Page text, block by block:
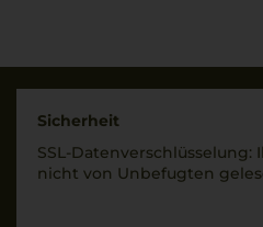
Trinktemperatur
8 °C
Alkoholgehalt
14 % Vol.
Sicherheit
SSL-Daten­verschlüs­selung:
nicht von Unbe­fugten